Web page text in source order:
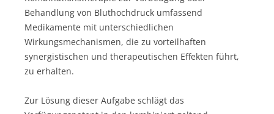
Behandlung von Bluthochdruck umfassend
Medikamente mit unterschiedlichen
Wirkungsmechanismen, die zu vorteilhaften
synergistischen und therapeutischen Effekten führt,
zu erhalten.
Zur Lösung dieser Aufgabe schlägt das